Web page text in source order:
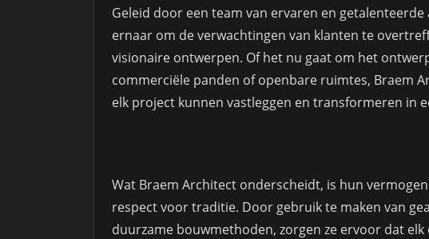
Geleid door een team van ervaren en
ernaar om de verwachtingen van klanten te
visionaire ontwerpen. Of het nu gaat om het
commerciële panden of openbare ruimtes, Braem
elk project kunnen vastleggen en transformeren in
Wat Braem Architect onderscheidt, is hun
respect voor traditie. Door gebruik te maken van
duurzame bouwmethoden, zorgen ze ervoor dat